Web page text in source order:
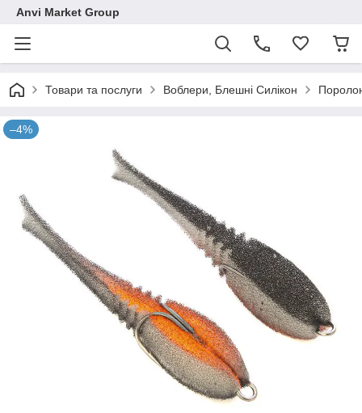
Anvi Market Group
Товари та послуги Воблери, Блешні Силікон
–4%